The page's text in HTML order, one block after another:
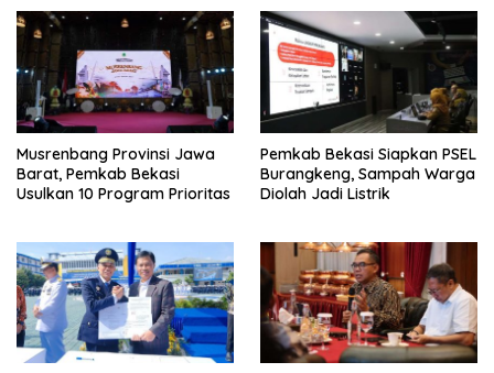
Musrenbang Provinsi Jawa
Barat, Pemkab Bekasi
Usulkan 10 Program Prioritas
Pemkab Bekasi Siapkan PSEL
Burangkeng, Sampah Warga
Diolah Jadi Listrik